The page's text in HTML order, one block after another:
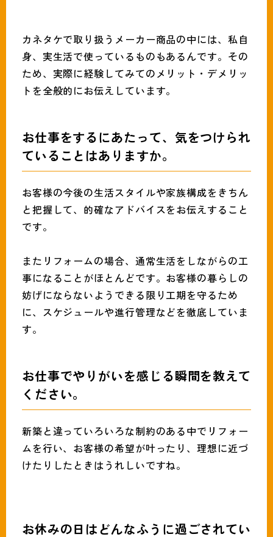
カネタケで取り扱うメーカー商品の中には、私自
身、実生活で使っているものもあるんです。その
ため、実際に経験してみてのメリット・デメリッ
トを全般的にお伝えしています。
お仕事をするにあたって、気をつけられ
ていることはありますか。
お客様の今後の生活スタイルや家族構成をきちん
と把握して、的確なアドバイスをお伝えすること
です。
またリフォームの場合、通常生活をしながらの工
事になることがほとんどです。お客様の暮らしの
妨げにならないようできる限り工期を守るため
に、スケジュールや進行管理などを徹底していま
す。
お仕事でやりがいを感じる瞬間を教えて
ください。
新築と違っていろいろな制約のある中でリフォー
ムを行い、お客様の希望が叶ったり、理想に近づ
けたりしたときはうれしいですね。
お休みの日はどんなふうに過ごされてい